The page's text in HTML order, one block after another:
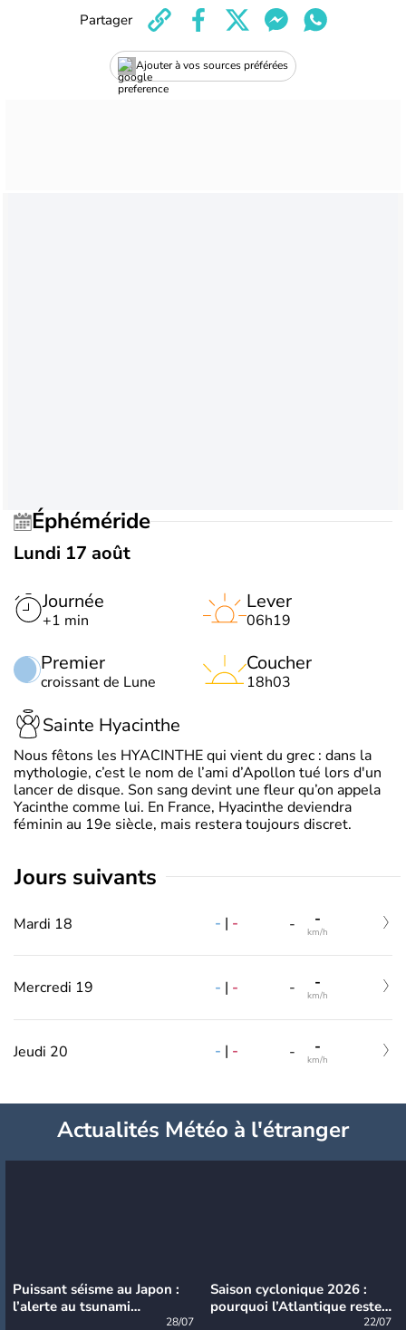
Ajouter à vos sources préférées
Partager
Éphéméride
Lundi 17 août
Journée
+1 min
Premier
croissant de Lune
Lever
06h19
Coucher
18h03
Sainte Hyacinthe
Nous fêtons les HYACINTHE qui vient du grec : dans la
mythologie, c’est le nom de l’ami d’Apollon tué lors d'un
lancer de disque. Son sang devint une fleur qu’on appela
Yacinthe comme lui. En France, Hyacinthe deviendra
féminin au 19e siècle, mais restera toujours discret.
jours suivants
Mardi 18 - | - - -
km/h
Mercredi 19 - | - - -
km/h
Jeudi 20 - | - - -
km/h
Actualités Météo à l'étranger
Puissant séisme au Japon :
l’alerte au tsunami
28/07
Saison cyclonique 2026 :
pourquoi l’Atlantique reste
22/07